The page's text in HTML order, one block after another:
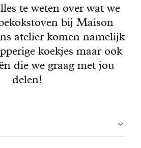
en peperkoek
Cakes
Snoepgoed
te weten over wat we
bij Maison
atelier komen namelijk
koekjes maar ook
die we graag met jou
delen!